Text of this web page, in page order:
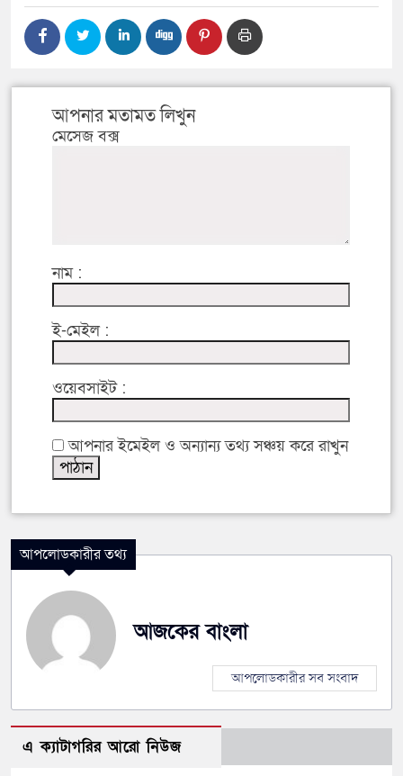
আপনার মতামত লিখুন
মেসেজ বক্স
নাম :
ই-মেইল :
ওয়েবসাইট :
আপনার ইমেইল ও অন্যান্য তথ্য সঞ্চয় করে রাখুন
আপলোডকারীর তথ্য
আজকের বাংলা
আপলোডকারীর সব সংবাদ
এ ক্যাটাগরির আরো নিউজ